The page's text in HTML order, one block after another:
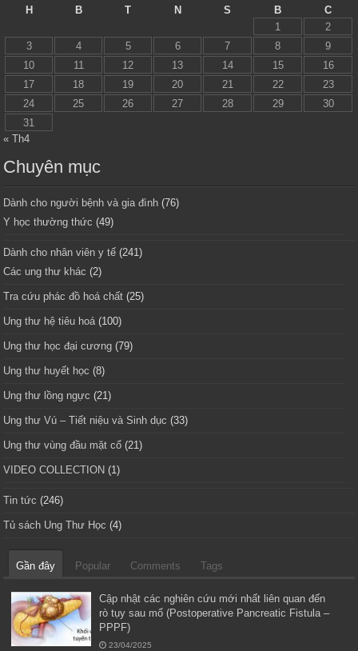
H
B T N S B
C
1
2
3
4 5 6 7 8
9
10
11 12 13 14 15
16
17
18 19 20 21 22
23
24
25 26 27 28 29
30
31
« Th4
Chuyên mục
Dành cho người bệnh và gia đình (76)
Y học thường thức (49)
Dành cho nhân viên y tế (241)
Các ung thư khác (2)
Tra cứu phác đồ hoá chất (25)
Ung thư hệ tiêu hoá (100)
Ung thư học đại cương (79)
Ung thư huyết học (8)
Ung thư lồng ngực (21)
Ung thư Vú – Tiết niệu và Sinh dục (33)
Ung thư vùng đầu mặt cổ (21)
VIDEO COLLECTION (1)
Tin tức (246)
Tủ sách Ung Thư Học (4)
Gần đây Popular Comments Tags
Cập nhật các nghiên cứu mới nhất liên quan đến
rò tụy sau mổ (Postoperative Pancreatic Fistula –
PPPF)
23/04/2025